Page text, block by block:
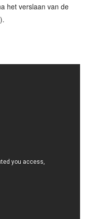
het verslaan van de